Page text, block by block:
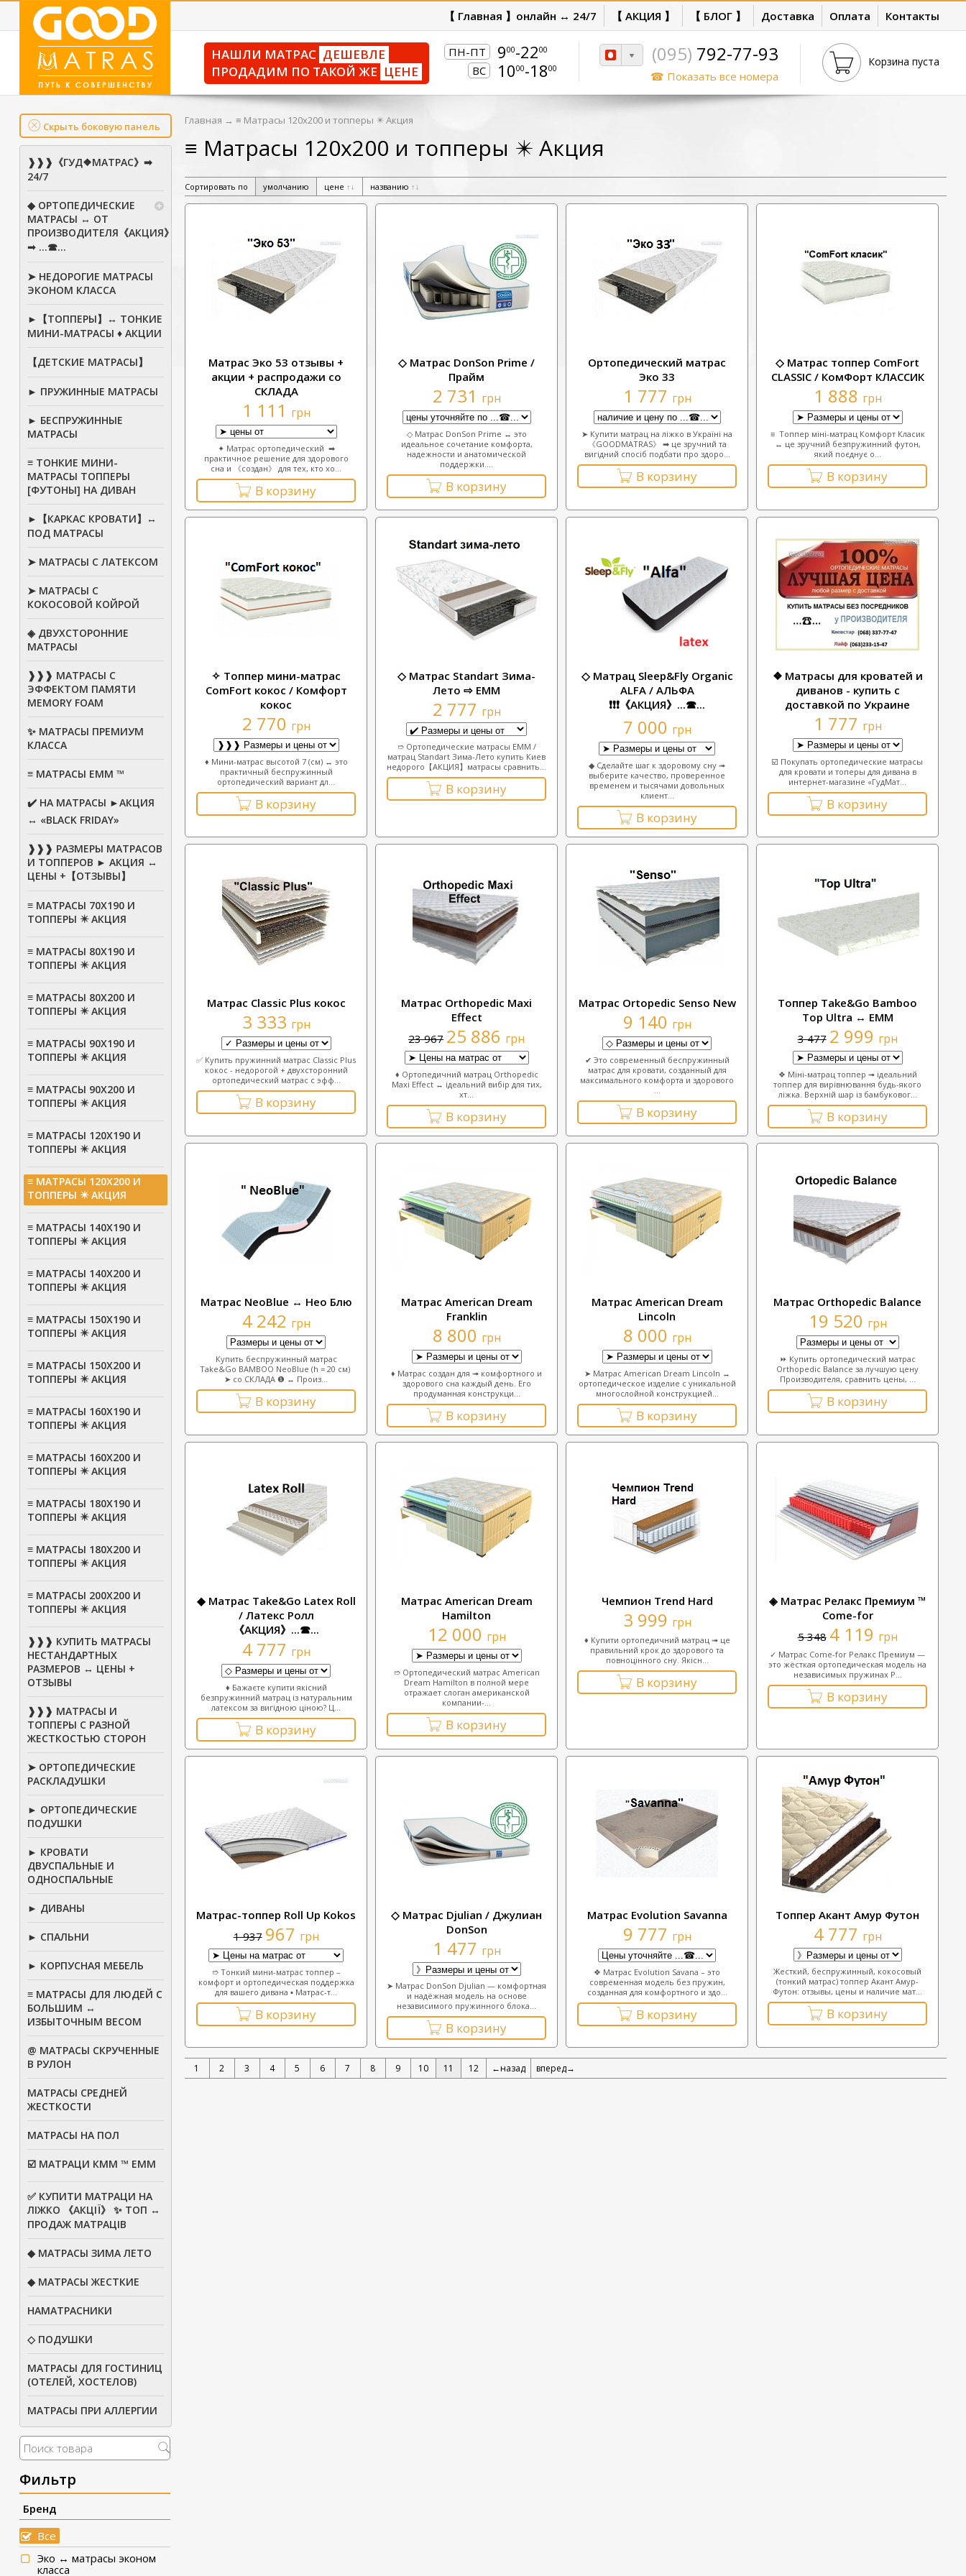
【 Главная 】онлайн ↔ 24/7 【 АКЦИЯ 】 【 БЛОГ 】 Доставка Оплата Контакты
Корзина пуста
(095) 792-77-93
☎ Показать все номера
ПН-ПТ 900-2200
ВС 1000-1800
НАШЛИ МАТРАС ДЕШЕВЛЕ
ПРОДАДИМ ПО ТАКОЙ ЖЕ ЦЕНЕ
Скрыть боковую панель
❱❱❱《ГУД❖МАТРАС》➡
24/7
◆ ОРТОПЕДИЧЕСКИЕ
МАТРАСЫ ↔ ОТ
ПРОИЗВОДИТЕЛЯ《АКЦИЯ》
➟ ...☎...
➤ НЕДОРОГИЕ МАТРАСЫ
ЭКОНОМ КЛАССА
►【ТОППЕРЫ】↔ ТОНКИЕ
МИНИ-МАТРАСЫ ♦ АКЦИИ
【ДЕТСКИЕ МАТРАСЫ】
► ПРУЖИННЫЕ МАТРАСЫ
► БЕСПРУЖИННЫЕ
МАТРАСЫ
≡ ТОНКИЕ МИНИ-
МАТРАСЫ ТОППЕРЫ
[ФУТОНЫ] НА ДИВАН
►【КАРКАС КРОВАТИ】↔
ПОД МАТРАСЫ
➤ МАТРАСЫ С ЛАТЕКСОМ
➤ МАТРАСЫ С
КОКОСОВОЙ КОЙРОЙ
◈ ДВУХСТОРОННИЕ
МАТРАСЫ
❱❱❱ МАТРАСЫ С
ЭФФЕКТОМ ПАМЯТИ
MEMORY FOAM
✨ МАТРАСЫ ПРЕМИУМ
КЛАССА
≡ МАТРАСЫ ЕММ ™
✔️ НА МАТРАСЫ ►АКЦИЯ
↔ «BLACK FRIDAY»
❱❱❱ РАЗМЕРЫ МАТРАСОВ
И ТОППЕРОВ ► АКЦИЯ ↔
ЦЕНЫ +【ОТЗЫВЫ】
≡ МАТРАСЫ 70Х190 И
ТОППЕРЫ ✴️ АКЦИЯ
≡ МАТРАСЫ 80X190 И
ТОППЕРЫ ✴️ АКЦИЯ
≡ МАТРАСЫ 80Х200 И
ТОППЕРЫ ✴️ АКЦИЯ
≡ МАТРАСЫ 90Х190 И
ТОППЕРЫ ✴️ АКЦИЯ
≡ МАТРАСЫ 90Х200 И
ТОППЕРЫ ✴️ АКЦИЯ
≡ МАТРАСЫ 120Х190 И
ТОППЕРЫ ✴️ АКЦИЯ
≡ МАТРАСЫ 120Х200 И
ТОППЕРЫ ✴️ АКЦИЯ
≡ МАТРАСЫ 140Х190 И
ТОППЕРЫ ✴️ АКЦИЯ
≡ МАТРАСЫ 140Х200 И
ТОППЕРЫ ✴️ АКЦИЯ
≡ МАТРАСЫ 150Х190 И
ТОППЕРЫ ✴️ АКЦИЯ
≡ МАТРАСЫ 150Х200 И
ТОППЕРЫ ✴️ АКЦИЯ
≡ МАТРАСЫ 160Х190 И
ТОППЕРЫ ✴️ АКЦИЯ
≡ МАТРАСЫ 160Х200 И
ТОППЕРЫ ✴️ АКЦИЯ
≡ МАТРАСЫ 180Х190 И
ТОППЕРЫ ✴️ АКЦИЯ
≡ МАТРАСЫ 180Х200 И
ТОППЕРЫ ✴️ АКЦИЯ
≡ МАТРАСЫ 200Х200 И
ТОППЕРЫ ✴️ АКЦИЯ
❱❱❱ КУПИТЬ МАТРАСЫ
НЕСТАНДАРТНЫХ
РАЗМЕРОВ ↔ ЦЕНЫ +
ОТЗЫВЫ
❱❱❱ МАТРАСЫ И
ТОППЕРЫ С РАЗНОЙ
ЖЕСТКОСТЬЮ СТОРОН
➤ ОРТОПЕДИЧЕСКИЕ
РАСКЛАДУШКИ
► ОРТОПЕДИЧЕСКИЕ
ПОДУШКИ
► КРОВАТИ
ДВУСПАЛЬНЫЕ И
ОДНОСПАЛЬНЫЕ
► ДИВАНЫ
► СПАЛЬНИ
► КОРПУСНАЯ МЕБЕЛЬ
≡ МАТРАСЫ ДЛЯ ЛЮДЕЙ С
БОЛЬШИМ ↔
ИЗБЫТОЧНЫМ ВЕСОМ
@ МАТРАСЫ СКРУЧЕННЫЕ
В РУЛОН
МАТРАСЫ СРЕДНЕЙ
ЖЕСТКОСТИ
МАТРАСЫ НА ПОЛ
☑️ МАТРАЦИ КММ ™ ЕММ
✅ КУПИТИ МАТРАЦИ НА
ЛІЖКО 《АКЦІЇ》 ✨ ТОП ↔
ПРОДАЖ МАТРАЦІВ
◆ МАТРАСЫ ЗИМА ЛЕТО
◆ МАТРАСЫ ЖЕСТКИЕ
НАМАТРАСНИКИ
◇ ПОДУШКИ
МАТРАСЫ ДЛЯ ГОСТИНИЦ
(ОТЕЛЕЙ, ХОСТЕЛОВ)
МАТРАСЫ ПРИ АЛЛЕРГИИ
Фильтр
Бренд
Все
Эко ↔ матрасы эконом
класса
Главная → ≡ Матрасы 120х200 и топперы ✴️ Акция
≡ Матрасы 120х200 и топперы ✴️ Акция
Сортировать по умолчанию цене ↑ ↓ названию ↑ ↓
Матрас Эко 53 отзывы +
акции + распродажи со
СКЛАДА
1 111 грн
✦ Матрас ортопедический ➡
практичное решение для здорового
сна и 《создан》 для тех, кто хо...
В корзину
◇ Матрас DonSon Prime /
Прайм
2 731 грн
◇ Матрас DonSon Prime ↔ это
идеальное сочетание комфорта,
надежности и анатомической
поддержки....
В корзину
Ортопедический матрас
Эко 33
1 777 грн
➤ Купити матрац на ліжко в Україні на
《GOODMATRAS》 ➡ це зручний та
вигідний спосіб подбати про здоро...
В корзину
◇ Матрас топпер ComFort
CLASSIC / КомФорт КЛАССИК
1 888 грн
≡ Топпер міні-матрац Комфорт Класик
↔ це зручний безпружинний футон,
який поєднує о...
В корзину
✧ Топпер мини-матрас
ComFort кокос / Комфорт
кокос
2 770 грн
♦ Мини-матрас высотой 7 (см) ↔ это
практичный беспружинный
ортопедический вариант дл...
В корзину
◇ Матрас Standart Зима-
Лето ⇨ ЕММ
2 777 грн
➱ Ортопедические матрасы ЕММ /
матрац Standart Зима-Лето купить Киев
недорого【АКЦИЯ】матрасы сравнить...
В корзину
◇ Матрац Sleep&Fly Organic
ALFA / АЛЬФА
❗❗❗《АКЦИЯ》...☎...
7 000 грн
◆ Сделайте шаг к здоровому сну ➟
выберите качество, проверенное
временем и тысячами довольных
клиент...
В корзину
❖ Матрасы для кроватей и
диванов - купить с
доставкой по Украине
1 777 грн
☑️ Покупать ортопедические матрасы
для кровати и топеры для дивана в
интернет-магазине «ГудМат...
В корзину
Матрас Classic Plus кокос
3 333 грн
✅ Купить пружинний матрас Classic Plus
кокос - недорогой + двухсторонний
ортопедический матрас с эфф...
В корзину
Матрас Orthopedic Maxi
Effect
23 967 25 886 грн
♦ Ортопедичний матрац Orthopedic
Maxi Effect ↔ ідеальний вибір для тих,
хт...
В корзину
Матрас Ortopedic Senso New
9 140 грн
✔ Это современный беспружинный
матрас для кровати, созданный для
максимального комфорта и здорового
...
В корзину
Топпер Take&Go Bamboo
Top Ultra ↔ ЕММ
3 477 2 999 грн
❖ Міні-матрац топпер ➟ ідеальний
топпер для вирівнювання будь-якого
ліжка. Верхній шар із бамбуковог...
В корзину
Матрас NeoBlue ↔ Нео Блю
4 242 грн
Купить беспружинный матрас
Take&Go BAMBOO NeoBlue (h = 20 см)
➤ со СКЛАДА ❶ ↔ Произ...
В корзину
Матрас American Dream
Franklin
8 800 грн
♦ Матрас создан для ➟ комфортного и
здорового сна каждый день. Его
продуманная конструкци...
В корзину
Матрас American Dream
Lincoln
8 000 грн
➤ Матрас American Dream Lincoln ↔
ортопедическое изделие с уникальной
многослойной конструкцией...
В корзину
Матрас Orthopedic Balance
19 520 грн
⏩ Купить ортопедический матрас
Orthopedic Balance за лучшую цену
Производителя, сравнить цены, ...
В корзину
◆ Матрас Take&Go Latex Roll
/ Латекс Ролл
《АКЦИЯ》...☎...
4 777 грн
♦ Бажаєте купити якісний
безпружинний матрац із натуральним
латексом за вигідною ціною? Ц...
В корзину
Матрас American Dream
Hamilton
12 000 грн
➱ Ортопедический матрас American
Dream Hamilton в полной мере
отражает слоган американской
компании-...
В корзину
Чемпион Trend Hard
3 999 грн
♦ Купити ортопедичний матрац ➟ це
правильний крок до здорового та
повноцінного сну. Якісн...
В корзину
◈ Матрас Релакс Премиум ™
Come-for
5 348 4 119 грн
✓ Матрас Come-for Релакс Премиум —
это жёсткая ортопедическая модель на
независимых пружинах P...
В корзину
Матрас-топпер Roll Up Kokos
1 937 967 грн
➱ Тонкий мини-матрас топпер –
комфорт и ортопедическая поддержка
для вашего дивана ▪︎ Матрас-т...
В корзину
◇ Матрас Djulian / Джулиан
DonSon
1 477 грн
➤ Матрас DonSon Djulian — комфортная
и надёжная модель на основе
независимого пружинного блока...
В корзину
Матрас Evolution Savanna
9 777 грн
❖ Матрас Evolution Savana – это
современная модель без пружин,
созданная для комфортного и здо...
В корзину
Топпер Акант Амур Футон
4 777 грн
Жесткий, беспружинный, кокосовый
(тонкий матрас) топпер Акант Амур-
Футон: отзывы, цены и наличие мат...
В корзину
1 2 3 4 5 6 7 8 9 10 11 12 ←назад вперед→